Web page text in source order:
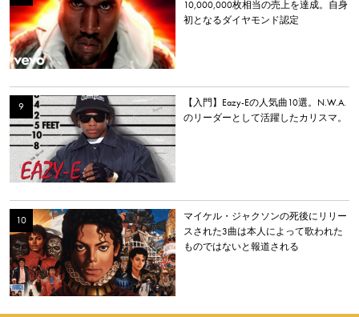
10,000,000枚相当の売上を達成。自身
初となるダイヤモンド認定
【入門】Eazy-Eの人気曲10選。N.W.A.
のリーダーとして活躍したカリスマ。
マイケル・ジャクソンの死後にリリー
スされた3曲は本人によって歌われた
ものではないと報道される